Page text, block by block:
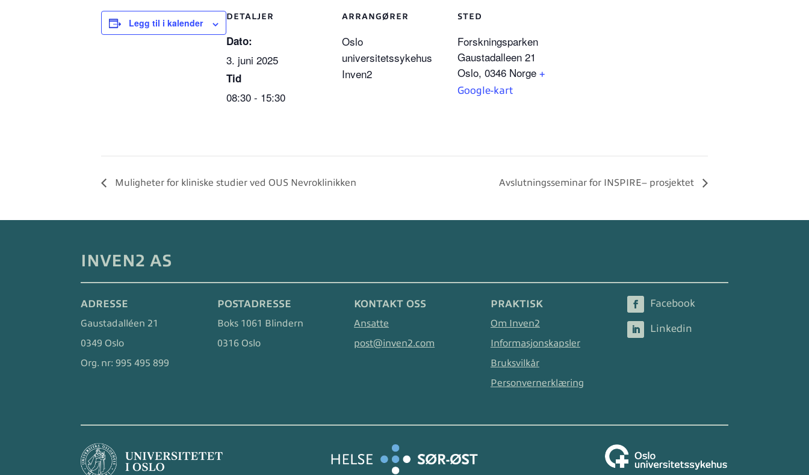
Legg til i kalender
DETALJER
Dato:
3. juni 2025
Tid
08:30 - 15:30
ARRANGØRER
Oslo
universitetssykehus
Inven2
STED
Forskningsparken
Gaustadalleen 21
Oslo, 0346 Norge +
Google-kart
Muligheter for kliniske studier ved OUS Nevroklinikken Avslutningsseminar for INSPIRE– prosjektet
INVEN2 AS
ADRESSE
Gaustadalléen 21
0349 Oslo
Org. nr:995 495 899
POSTADRESSE
Boks 1061 Blindern
0316 Oslo
KONTAKT OSS
Ansatte
post@inven2.com
PRAKTISK
Om Inven2
Informasjonskapsler
Bruksvilkår
Personvernerklæring